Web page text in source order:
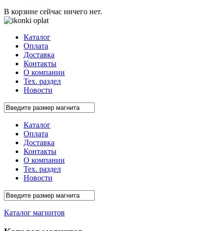
В корзине сейчас ничего нет.
Каталог
Оплата
Доставка
Контакты
О компании
Тех. раздел
Новости
Каталог
Оплата
Доставка
Контакты
О компании
Тех. раздел
Новости
Каталог магнитов